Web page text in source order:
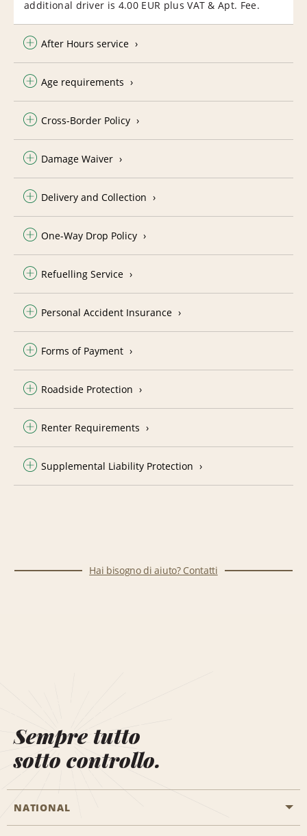
additional driver is 4.00 EUR plus VAT & Apt. Fee.
After Hours service
Age requirements
Cross-Border Policy
Damage Waiver
Delivery and Collection
One-Way Drop Policy
Refuelling Service
Personal Accident Insurance
Forms of Payment
Roadside Protection
Renter Requirements
Supplemental Liability Protection
Hai bisogno di aiuto? Contatti
Sempre tutto
sotto controllo.
NATIONAL